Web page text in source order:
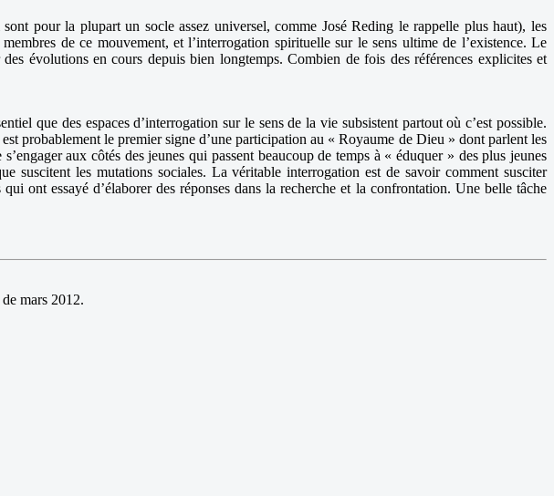
pour la plupart un socle assez universel, comme José Reding le rappelle plus haut), les
de ce mouvement, et l’interrogation spirituelle sur le sens ultime de l’existence. Le
évolutions en cours depuis bien longtemps. Combien de fois des références explicites et
que des espaces d’interrogation sur le sens de la vie subsistent partout où c’est possible.
probablement le premier signe d’une participation au « Royaume de Dieu » dont parlent les
aux côtés des jeunes qui passent beaucoup de temps à « éduquer » des plus jeunes
suscitent les mutations sociales. La véritable interrogation est de savoir comment susciter
ont essayé d’élaborer des réponses dans la recherche et la confrontation. Une belle tâche
mars 2012.